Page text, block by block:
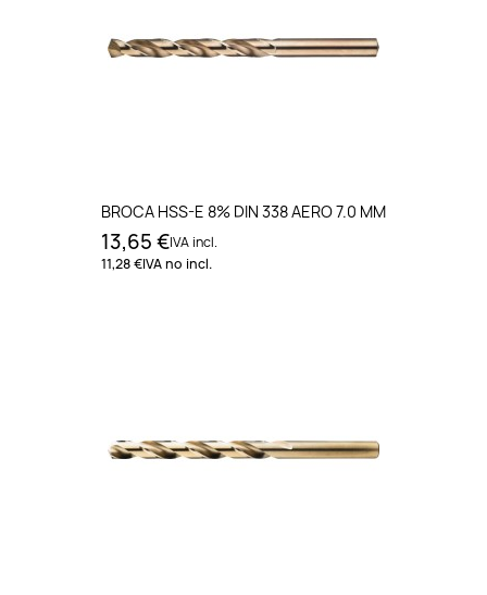
BROCA HSS-E 8% DIN 338 AERO 7.0 MM
13,65 €IVA incl.
11,28 €IVA no incl.